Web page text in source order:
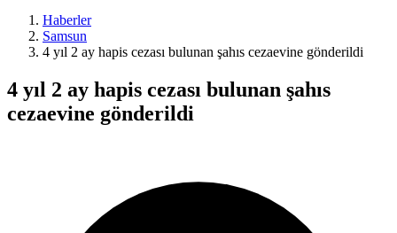
Haberler
Samsun
4 yıl 2 ay hapis cezası bulunan şahıs cezaevine gönderildi
4 yıl 2 ay hapis cezası bulunan şahıs
cezaevine gönderildi